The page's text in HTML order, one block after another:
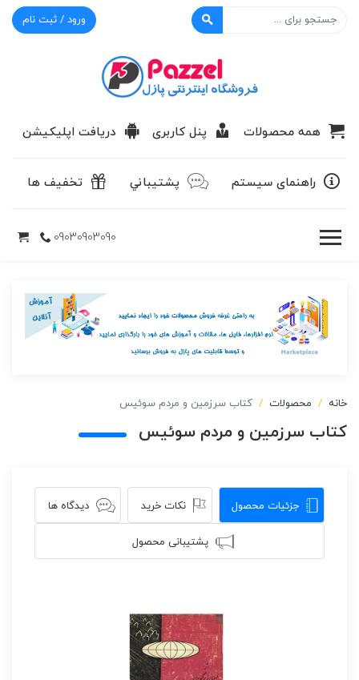
ورود / ثبت نام
همه محصولات پنل کاربری دریافت اپلیکیشن
راهنمای سیستم پشتيباني تخفیف ها
09030903090
خانه محصولات کتاب سرزمین و مردم سوئیس
کتاب سرزمین و مردم سوئیس
جزئیات محصول نکات خرید دیدگاه ها
پشتیبانی محصول